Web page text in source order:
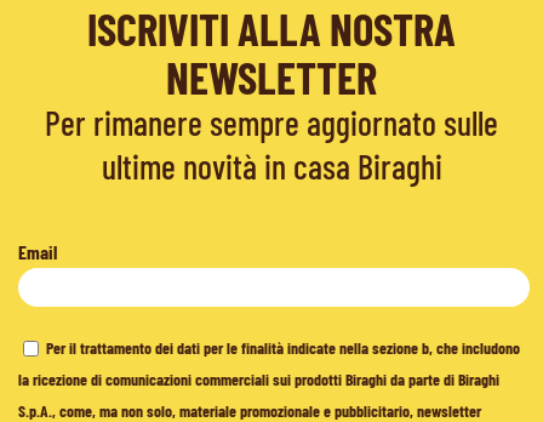
ISCRIVITI ALLA NOSTRA
NEWSLETTER
Per rimanere sempre aggiornato sulle
ultime novità in casa Biraghi
Email
Per il trattamento dei dati per le finalità indicate nella sezione b, che includono
la ricezione di comunicazioni commerciali sui prodotti Biraghi da parte di Biraghi
S.p.A., come, ma non solo, materiale promozionale e pubblicitario, newsletter